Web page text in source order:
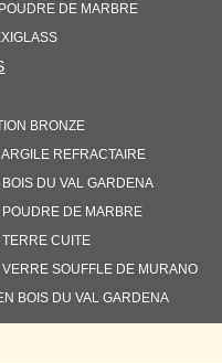
DE MARBRE
BRONZE
REFRACTAIRE
DU VAL GARDENA
POUDRE DE MARBRE
CUITE
VERRE SOUFFLE DE MURANO
BOIS DU VAL GARDENA